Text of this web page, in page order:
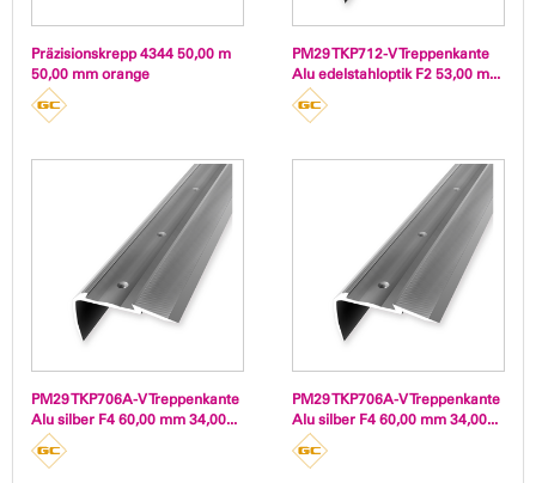
Präzisionskrepp 4344 50,00 m
50,00 mm orange
PM29 TKP712-V Treppenkante
Alu edelstahloptik F2 53,00 m...
PM29 TKP706A-V Treppenkante
Alu silber F4 60,00 mm 34,00...
PM29 TKP706A-V Treppenkante
Alu silber F4 60,00 mm 34,00...